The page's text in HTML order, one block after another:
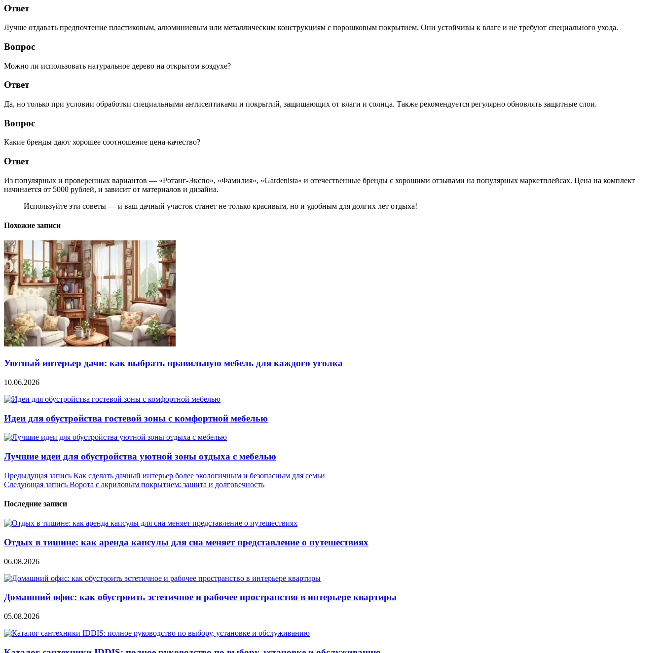
Ответ
Лучше отдавать предпочтение пластиковым, алюминиевым или металлическим конструкциям с порошковым покрытием. Они устойчивы к влаге и не требуют специального ухода.
Вопрос
Можно ли использовать натуральное дерево на открытом воздухе?
Ответ
Да, но только при условии обработки специальными антисептиками и покрытий, защищающих от влаги и солнца. Также рекомендуется регулярно обновлять защитные слои.
Вопрос
Какие бренды дают хорошее соотношение цена-качество?
Ответ
Из популярных и проверенных вариантов — «Ротанг-Экспо», «Фамилия», «Gardenista» и отечественные бренды с хорошими отзывами на популярных маркетплейсах. Цена на комплект
начинается от 5000 рублей, и зависит от материалов и дизайна.
Используйте эти советы — и ваш дачный участок станет не только красивым, но и удобным для долгих лет отдыха!
Похожие записи
Уютный интерьер дачи: как выбрать правильную мебель для каждого уголка
10.06.2026
Идеи для обустройства гостевой зоны с комфортной мебелью
Лучшие идеи для обустройства уютной зоны отдыха с мебелью
Навигация
по
записям
Предыдущая запись Как сделать дачный интерьер более экологичным и безопасным для семьи
Следующая запись Ворота с акриловым покрытием: защита и долговечность
Последние записи
Отдых в тишине: как аренда капсулы для сна меняет представление о путешествиях
06.08.2026
Домашний офис: как обустроить эстетичное и рабочее пространство в интерьере квартиры
05.08.2026